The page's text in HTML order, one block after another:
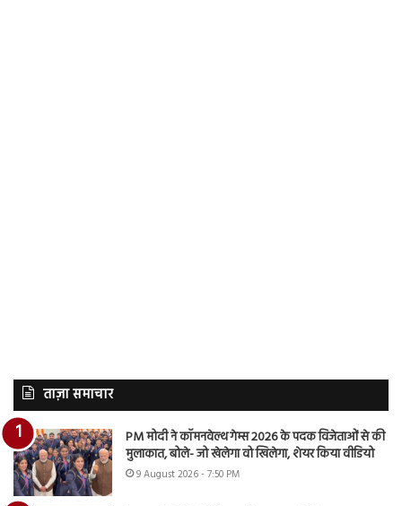
ताज़ा समाचार
PM मोदी ने कॉमनवेल्थ गेम्स 2026 के पदक विजेताओं से की
मुलाकात, बोले- जो खेलेगा वो खिलेगा, शेयर किया वीडियो
9 August 2026 - 7:50 PM